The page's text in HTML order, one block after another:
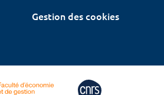
Gestion des cookies